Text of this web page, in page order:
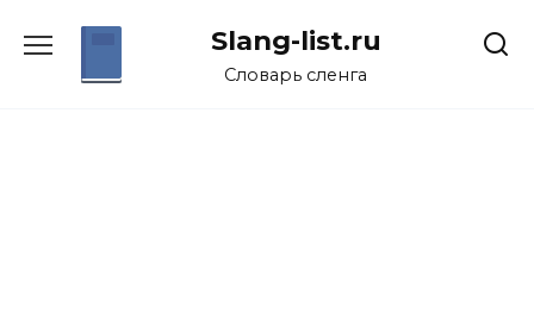
Slang-list.ru
Словарь сленга